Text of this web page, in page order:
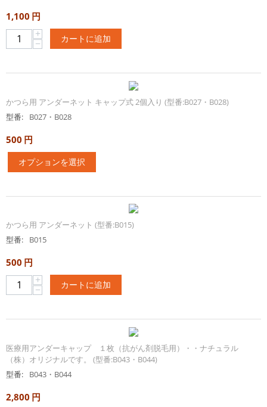
1,100 円
+
− カートに追加
かつら用 アンダーネット キャップ式 2個入り (型番:B027・B028)
型番:
B027・B028
500 円
オプションを選択
かつら用 アンダーネット (型番:B015)
型番:
B015
500 円
+
− カートに追加
医療用アンダーキャップ １枚（抗がん剤脱毛用）・・ナチュラル
（株）オリジナルです。 (型番:B043・B044)
型番:
B043・B044
2,800 円